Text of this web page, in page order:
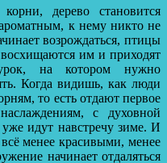
дерево становится
к нему никто не
возрождаться, птицы
восхищаются им и приходят
на котором нужно
Когда видишь, как люди
то есть отдают первое
с духовной
идут навстречу зиме. И
менее красивыми, менее
начинает отдаляться